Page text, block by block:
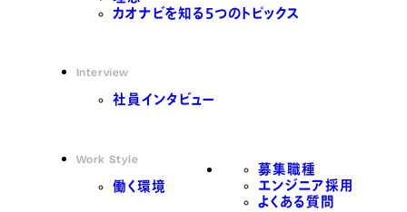
カオナビを知る5つのトピックス
Interview
社員インタビュー
Work Style
働く環境
募集職種
エンジニア採用
よくある質問